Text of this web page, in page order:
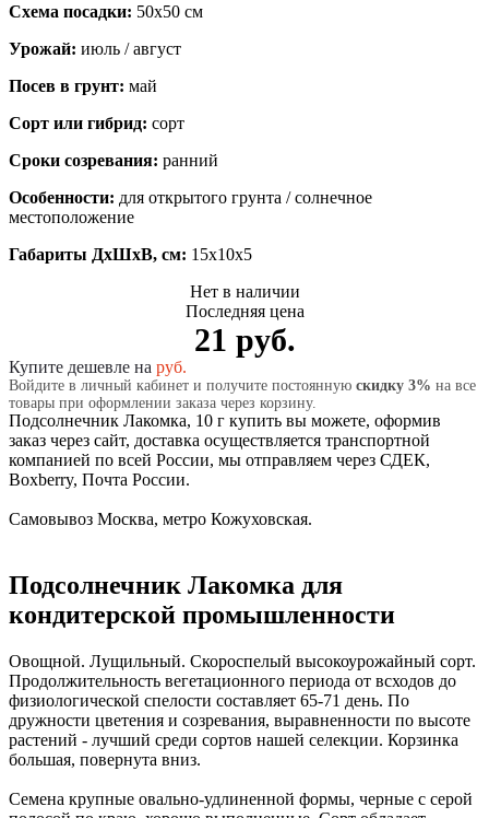
Схема посадки: 50х50 см
Урожай: июль / август
Посев в грунт: май
Сорт или гибрид: сорт
Сроки созревания: ранний
Особенности: для открытого грунта / солнечное
местоположение
Габариты ДхШхВ, см: 15x10x5
Нет в наличии
Последняя цена
21 руб.
Купите дешевле на руб.
Войдите в личный кабинет и получите постоянную скидку 3% на все
товары при оформлении заказа через корзину.
Подсолнечник Лакомка, 10 г купить вы можете, оформив
заказ через сайт, доставка осуществляется транспортной
компанией по всей России, мы отправляем через СДЕК,
Boxberry, Почта России.
Самовывоз Москва, метро Кожуховская.
Подсолнечник Лакомка для
кондитерской промышленности
Овощной. Лущильный. Скороспелый высокоурожайный сорт.
Продолжительность вегетационного периода от всходов до
физиологической спелости составляет 65-71 день. По
дружности цветения и созревания, выравненности по высоте
растений - лучший среди сортов нашей селекции. Корзинка
большая, повернута вниз.
Семена крупные овально-удлиненной формы, черные с серой